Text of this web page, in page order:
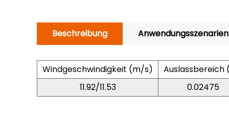
Beschreibung Anwendungsszenarien
Windgeschwindigkeit (m/s)
Auslassbereich
11.92/11.53
0.02475